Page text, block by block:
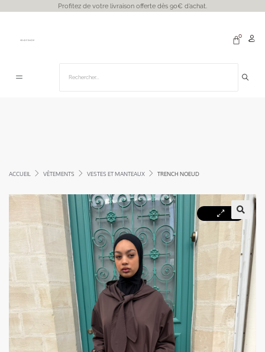
Profitez de votre livraison offerte dès 90€ d’achat.
ACCUEIL VÊTEMENTS VESTES ET MANTEAUX TRENCH NOEUD